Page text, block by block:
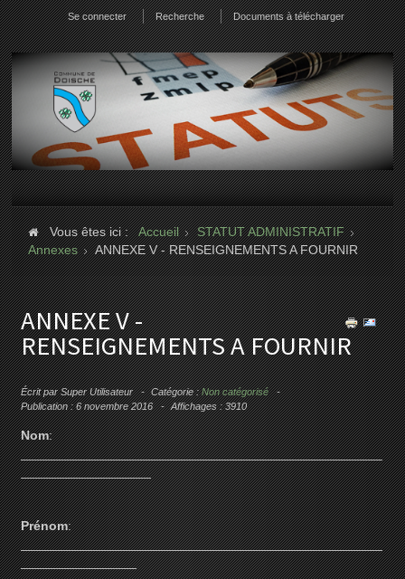
Se connecter Recherche Documents à télécharger
Vous êtes ici :Accueil
STATUT ADMINISTRATIF
Annexes
ANNEXE V - RENSEIGNEMENTS A FOURNIR
ANNEXE V -
RENSEIGNEMENTS A FOURNIR
Écrit parSuper Utilisateur Catégorie :Non catégorisé
Publication : 6 novembre 2016
Affichages : 3910
Nom:
__________________________________________________
__________________
Prénom:
__________________________________________________
________________